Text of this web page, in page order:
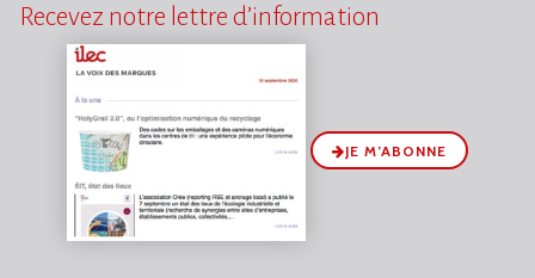
Recevez notre lettre d’information
JE M’ABONNE